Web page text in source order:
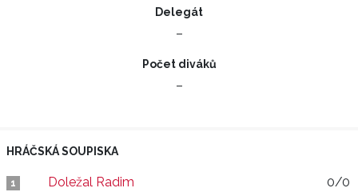
Delegát
–
Počet diváků
–
HRÁČSKÁ SOUPISKA
1 Doležal Radim 0/0